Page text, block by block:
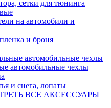
сетки для тюнинга
на автомобили и
и броня
автомобильные чехлы
автомобильные чехлы
и снега, лопаты
ВСЕ АКСЕССУАРЫ